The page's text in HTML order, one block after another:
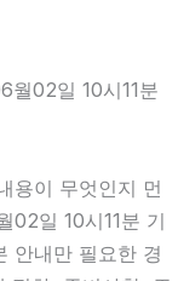
02일 10시11분
용이 무엇인지 먼
02일 10시11분 기
안내만 필요한 경